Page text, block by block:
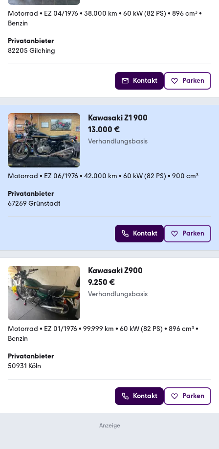
Motorrad • EZ 04/1976• 38.000 km • 60 kW (82 PS) • 896 cm³•
Benzin
Privatanbieter
82205 Gilching
Kontakt Parken
Kawasaki Z1 900
13.000 €
Verhandlungsbasis
Motorrad • EZ 06/1976• 42.000 km • 60 kW (82 PS) • 900 cm³
Privatanbieter
67269 Grünstadt
Kontakt Parken
Kawasaki Z900
9.250 €
Verhandlungsbasis
Motorrad • EZ 01/1976• 99.999 km • 60 kW (82 PS) • 896 cm³•
Benzin
Privatanbieter
50931 Köln
Kontakt Parken